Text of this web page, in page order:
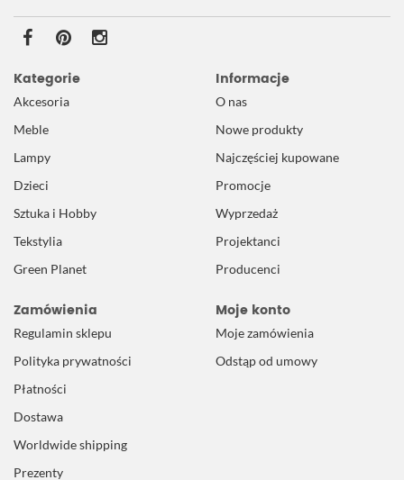
Kategorie
Akcesoria
Meble
Lampy
Dzieci
Sztuka i Hobby
Tekstylia
Green Planet
Informacje
O nas
Nowe produkty
Najczęściej kupowane
Promocje
Wyprzedaż
Projektanci
Producenci
Zamówienia
Regulamin sklepu
Polityka prywatności
Płatności
Dostawa
Worldwide shipping
Prezenty
Moje konto
Moje zamówienia
Odstąp od umowy